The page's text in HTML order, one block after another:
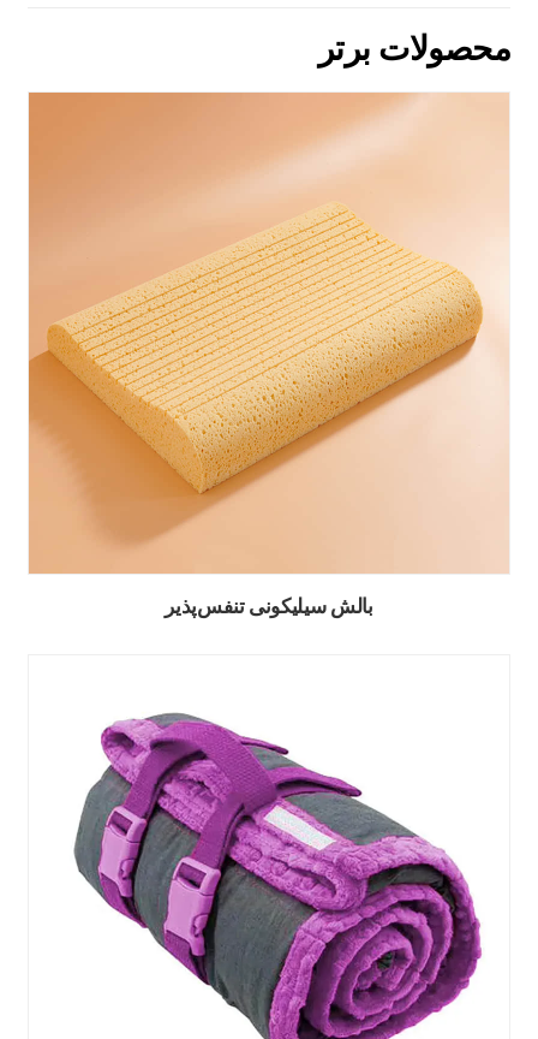
محصولات برتر
بالش سیلیکونی تنفس‌پذیر